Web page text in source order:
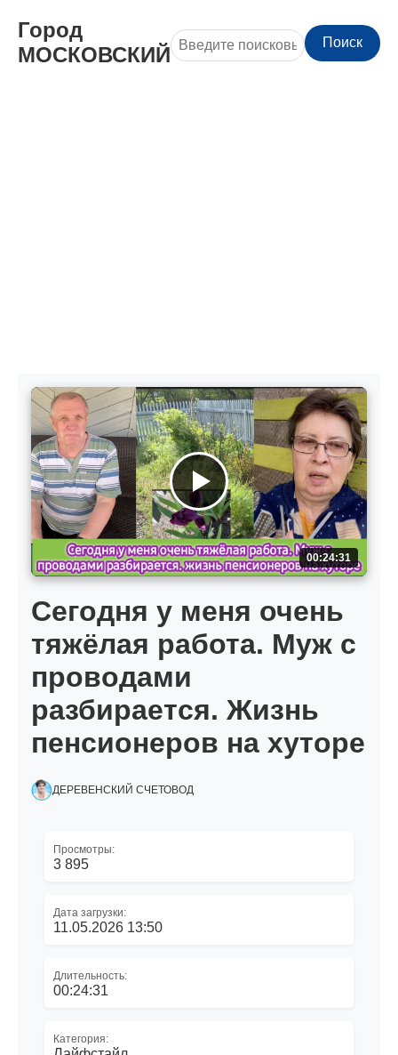
Город
МОСКОВСКИЙ
Поиск
00:24:31
Сегодня у меня очень
тяжёлая работа. Муж с
проводами
разбирается. Жизнь
пенсионеров на хуторе
ДЕРЕВЕНСКИЙ СЧЕТОВОД
Просмотры:
3 895
Дата загрузки:
11.05.2026 13:50
Длительность:
00:24:31
Категория: